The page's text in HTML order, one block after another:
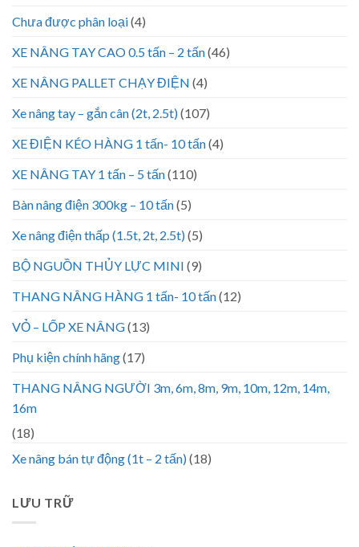
Chưa được phân loại(4)
XE NÂNG TAY CAO 0.5 tấn – 2 tấn(46)
XE NÂNG PALLET CHẠY ĐIỆN (4)
Xe nâng tay – gắn cân (2t, 2.5t)(107)
XE ĐIỆN KÉO HÀNG 1 tấn- 10 tấn(4)
XE NÂNG TAY 1 tấn – 5 tấn(110)
Bàn nâng điện 300kg – 10 tấn(5)
Xe nâng điện thấp (1.5t, 2t, 2.5t)(5)
BỘ NGUỒN THỦY LỰC MINI (9)
THANG NÂNG HÀNG 1 tấn- 10 tấn(12)
VỎ – LỐP XE NÂNG(13)
Phụ kiện chính hãng(17)
THANG NÂNG NGƯỜI 3m, 6m, 8m, 9m, 10m, 12m, 14m,
16m
(18)
Xe nâng bán tự động (1t – 2 tấn)(18)
LƯU TRỮ